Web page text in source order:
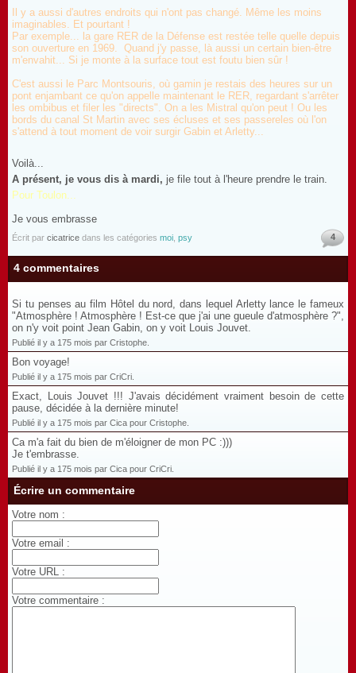
Il y a aussi d'autres endroits qui n'ont pas changé. Même les moins
imaginables. Et pourtant !
Par exemple... la gare RER de la Défense est restée telle quelle depuis
son ouverture en 1969. Quand j'y passe, là aussi un certain bien-être
m'envahit... Si je monte à la surface tout est foutu bien sûr !
C'est aussi le Parc Montsouris, où gamin je restais des heures sur un
pont enjambant ce qu'on appelle maintenant le RER, regardant s'arrêter
les ombibus et filer les "directs". On a les Mistral qu'on peut ! Ou les
bords du canal St Martin avec ses écluses et ses passereles où l'on
s'attend à tout moment de voir surgir Gabin et Arletty...
Voilà...
A présent, je vous dis à mardi, je file tout à l'heure prendre le train.
Pour Toulon...
Je vous embrasse
Écrit par cicatrice dans les catégories moi psy 4
4 commentaires
Si tu penses au film Hôtel du nord, dans lequel Arletty lance le fameux
"Atmosphère ! Atmosphère ! Est-ce que j'ai une gueule d'atmosphère ?",
on n'y voit point Jean Gabin, on y voit Louis Jouvet.
Publié il y a 175 mois par Cristophe.
Bon voyage!
Publié il y a 175 mois par CriCri.
Exact, Louis Jouvet !!! J'avais décidément vraiment besoin de cette
pause, décidée à la dernière minute!
Publié il y a 175 mois par Cica pour Cristophe.
Ca m'a fait du bien de m'éloigner de mon PC :)))
Je t'embrasse.
Publié il y a 175 mois par Cica pour CriCri.
Écrire un commentaire
Votre nom :
Votre email :
Votre URL :
Votre commentaire :